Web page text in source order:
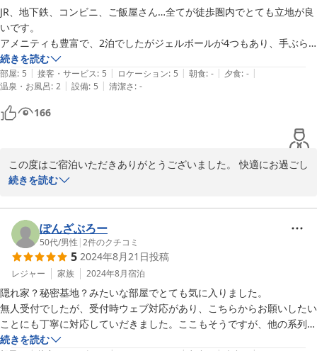
今後も皆様に快適な滞在を提供できるよう努めてまいります。
またのお越しを心よりお待ちしております。
2025-03-11
JR、地下鉄、コンビニ、ご飯屋さん…全てが徒歩圏内でとても立地が良
いです。
アメニティも豊富で、2泊でしたがジェルボールが4つもあり、手ぶら
で行ってもしっかり洗濯できました。
大きなテレビでNetflixやYouTubeを楽しむこともできるので、ずっと
ホテルに篭ってたい位に快適でした。
ただ、シャワー室は最低限のスペースで、狭く感じました。
しかし、シャワールームの狭さが気にならないほど総合的に考えて大変
満足でした。
続きを読む
部屋: 5 | 接客・サービス: 5 | ロケーション: 5 | 朝食: - | 夕食: - |
温泉・お風呂: 2 | 設備: 5 | 清潔さ: -
166
この度はご宿泊いただきありがとうございました。 快適にお過ごし
頂けておりましたら大変嬉しく思います。 コミュニケーションも取
頂くことがあればお声掛けください。ありがとうございました！
2024-11-18
続きを読む
ぽんざぶろー
50代/男性 |2件のクチコミ
5 2024年8月21日投稿
レジャー 家族 2024年8月宿泊
隠れ家？秘密基地？みたいな部屋でとても気に入りました。
無人受付でしたが、受付時ウェブ対応があり、こちらからお願いしたい
ことにも丁寧に対応していだきました。ここもそうですが、他の系列宿
泊施設もまた利用したいと思います。
続きを読む